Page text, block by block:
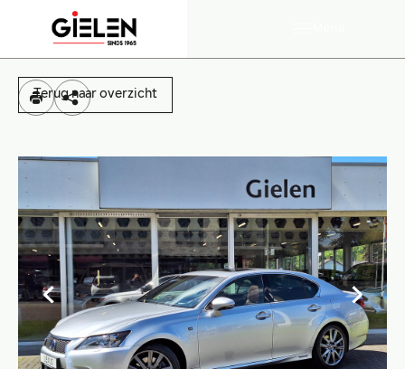
Terug naar overzicht